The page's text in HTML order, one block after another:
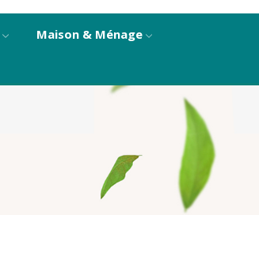
Maison & Ménage